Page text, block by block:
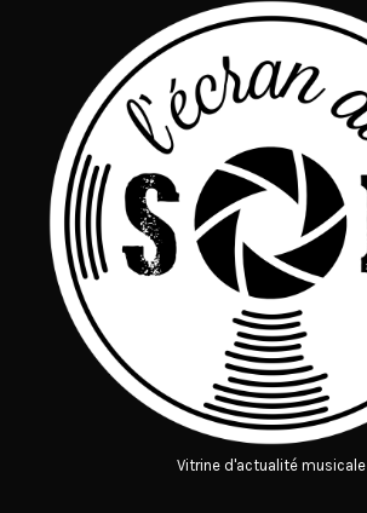
Vitrine d'actualité musicale